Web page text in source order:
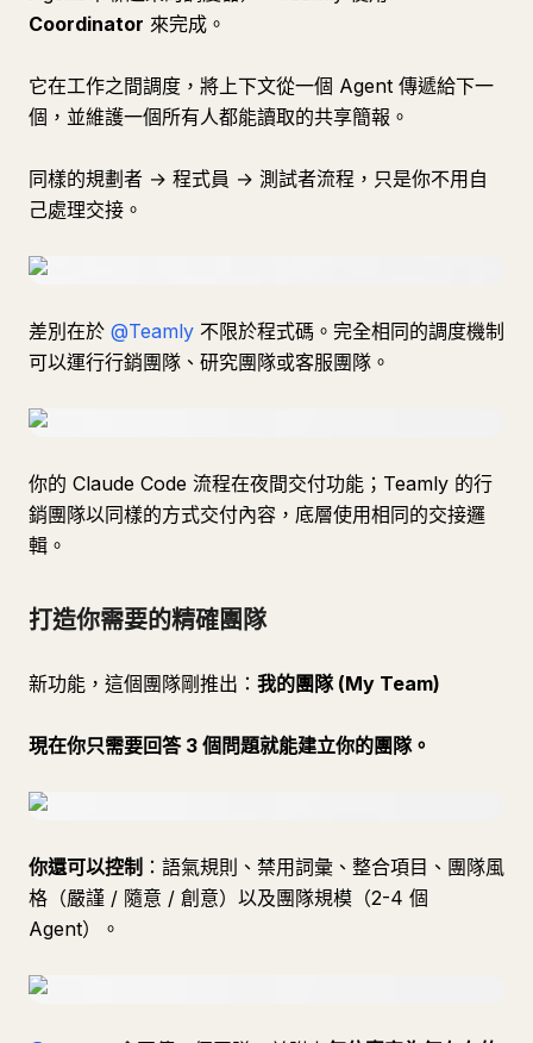
Coordinator 來完成。
它在工作之間調度，將上下文從一個 Agent 傳遞給下一
個，並維護一個所有人都能讀取的共享簡報。
同樣的規劃者 → 程式員 → 測試者流程，只是你不用自
己處理交接。
差別在於 @Teamly 不限於程式碼。完全相同的調度機制
可以運行行銷團隊、研究團隊或客服團隊。
你的 Claude Code 流程在夜間交付功能；Teamly 的行
銷團隊以同樣的方式交付內容，底層使用相同的交接邏
輯。
打造你需要的精確團隊
新功能，這個團隊剛推出： 我的團隊 (My Team)
現在你只需要回答 3 個問題就能建立你的團隊。
你還可以控制 ：語氣規則、禁用詞彙、整合項目、團隊風
格（嚴謹 / 隨意 / 創意）以及團隊規模（2-4 個
Agent）。